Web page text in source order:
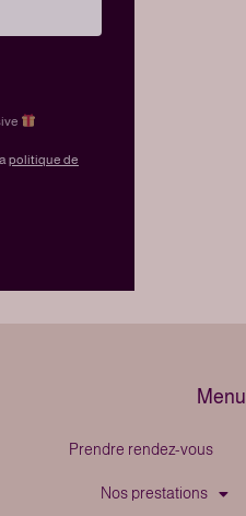
politique de
Menu
Prendre rendez-vous
Nos prestations